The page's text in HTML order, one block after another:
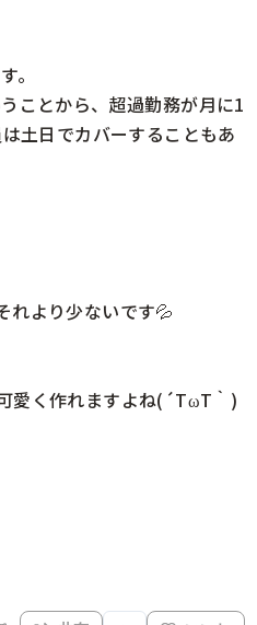
。
ことから、超過勤務が月に1
土日でカバーすることもあ
れより少ないです💦
愛く作れますよね(´TωT｀)